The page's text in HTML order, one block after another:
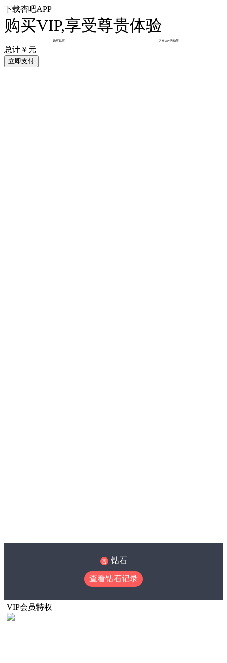
下载杏吧APP
购买VIP,享受尊贵体验
购买钻石 兑换VIP/活动等
总计￥ 元
立即支付
钻石
查看钻石记录
VIP会员特权